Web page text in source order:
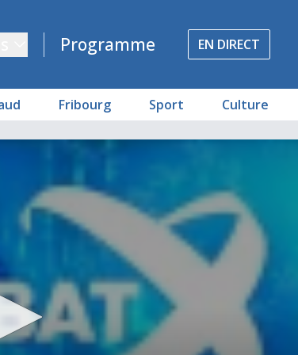
Programme EN DIRECT
Fribourg Sport Culture